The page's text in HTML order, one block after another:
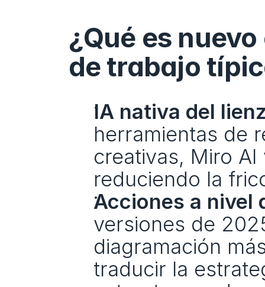
¿Qué es
de trabajo
IA nativa del
herramientas de
creativas, Miro
reduciendo la
Acciones a nivel
versiones de
diagramación
traducir la